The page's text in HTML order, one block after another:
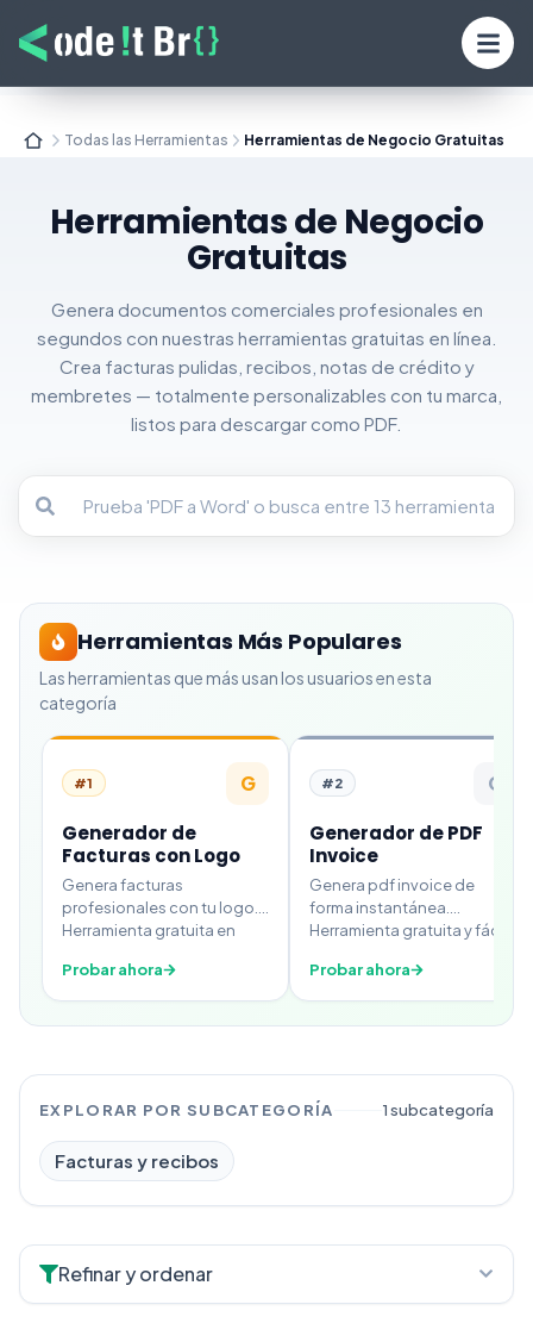
Todas las Herramientas Herramientas de Negocio Gratuitas
Herramientas de Negocio
Gratuitas
Genera documentos comerciales profesionales en
segundos con nuestras herramientas gratuitas en línea.
Crea facturas pulidas, recibos, notas de crédito y
membretes — totalmente personalizables con tu marca,
listos para descargar como PDF.
Herramientas Más Populares
Las herramientas que más usan los usuarios en esta
categoría
#1
G
Generador de
Facturas con Logo
Genera facturas
profesionales con tu logo.
Herramienta gratuita en
Probar ahora
#2
G
Generador de PDF
Invoice
Genera pdf invoice de
forma instantánea.
Herramienta gratuita y fácil
Probar ahora
EXPLORAR POR SUBCATEGORÍA 1 subcategoría
Facturas y recibos
Refinar y ordenar